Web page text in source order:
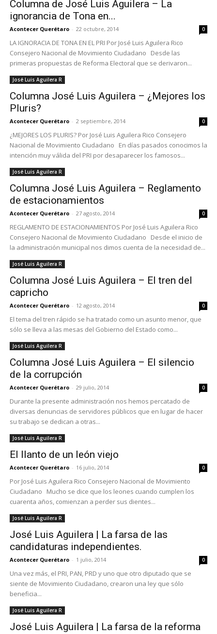
Columna de José Luis Aguilera – La
ignorancia de Tona en...
Acontecer Querétaro - 22 octubre, 2014 0
LA IGNORACIA DE TONA EN EL PRI Por José Luis Aguilera Rico
Consejero Nacional de Movimiento Ciudadano Desde las
primeras propuestas de Reforma Electoral que se derivaron...
José Luis Aguilera R
Columna José Luis Aguilera – ¿Mejores los
Pluris?
Acontecer Querétaro - 2 septiembre, 2014 0
¿MEJORES LOS PLURIS? Por José Luis Aguilera Rico Consejero
Nacional de Movimiento Ciudadano En días pasados conocimos la
intención muy válida del PRI por desaparecer los famosos...
José Luis Aguilera R
Columna José Luis Aguilera – Reglamento
de estacionamientos
Acontecer Querétaro - 27 agosto, 2014 0
REGLAMENTO DE ESTACIONAMIENTOS Por José Luis Aguilera Rico
Consejero Nacional de Movimiento Ciudadano Desde el inicio de
la administración municipal nos dimos cuenta de la necesidad de...
José Luis Aguilera R
Columna José Luis Aguilera – El tren del
capricho
Acontecer Querétaro - 12 agosto, 2014 0
El tema del tren rápido se ha tratado como un asunto menor, que
sólo se lleva a las mesas del Gobierno del Estado como...
José Luis Aguilera R
Columna José Luis Aguilera – El silencio
de la corrupción
Acontecer Querétaro - 29 julio, 2014 0
Durante la presente administración nos hemos percatado de
diversas denuncias de servidores públicos que en lugar de hacer
su trabajo se dedican a otras...
José Luis Aguilera R
El llanto de un león viejo
Acontecer Querétaro - 16 julio, 2014 0
Por José Luis Aguilera Rico Consejero Nacional de Movimiento
Ciudadano Mucho se dice que los leones cuando cumplen los
cuarenta años, comienzan a perder sus dientes...
José Luis Aguilera R
José Luis Aguilera | La farsa de las
candidaturas independientes.
Acontecer Querétaro - 1 julio, 2014 0
Una vez más, el PRI, PAN, PRD y uno que otro diputado que se
siente de Movimiento Ciudadano, crearon una ley que sólo
beneficia...
José Luis Aguilera R
José Luis Aguilera | La farsa de la reforma